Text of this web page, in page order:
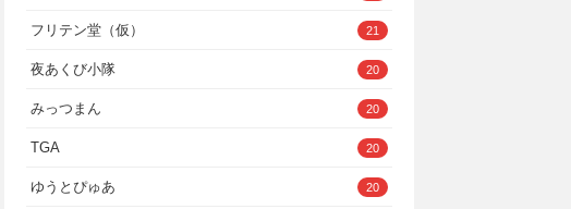
フリテン堂（仮） 21
夜あくび小隊 20
みっつまん 20
TGA 20
ゆうとぴゅあ 20